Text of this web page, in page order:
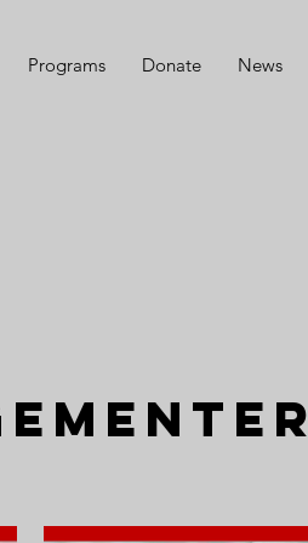
Programs Donate News